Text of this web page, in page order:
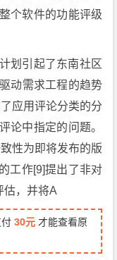
个软件的功能评级
划引起了东南社区
动需求工程的趋势
应用评论分类的分
论中指定的问题。
性为即将发布的版
工作[9]提出了非对
估，并将A
付30元 才能查看原